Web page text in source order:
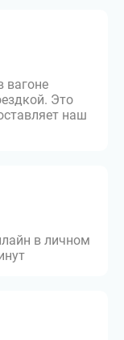
вагоне
Это
наш
в личном